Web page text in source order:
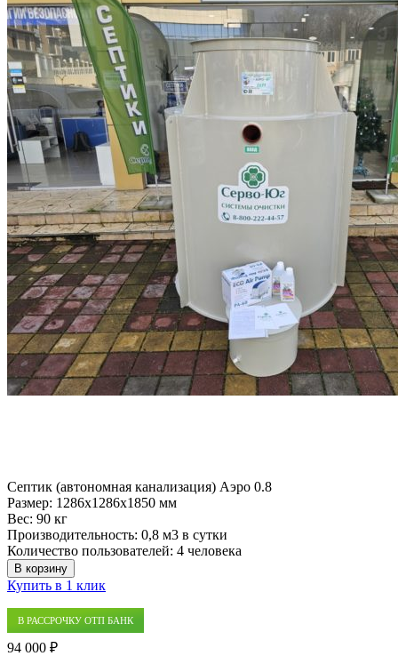
Септик (автономная канализация) Аэро 0.8
Размер: 1286x1286x1850 мм
Вес: 90 кг
Производительность: 0,8 м3 в сутки
Количество пользователей: 4 человека
В корзину
Купить в 1 клик
В РАССРОЧКУ ОТП БАНК
94 000 ₽